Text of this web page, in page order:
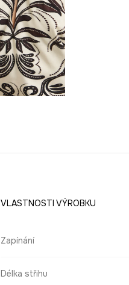
VLASTNOSTI VÝROBKU
Zapínání
Délka střihu